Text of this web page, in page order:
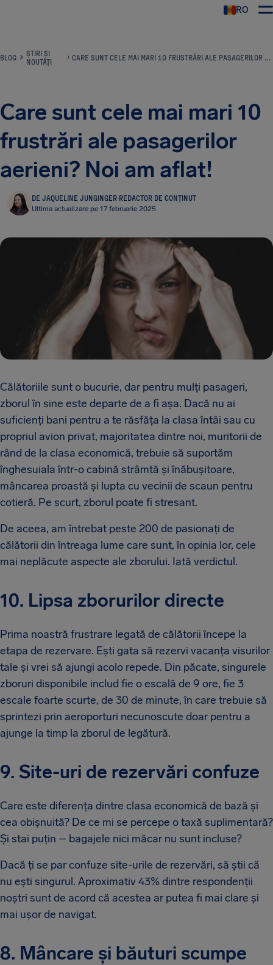
RO
BLOG
ȘTIRI ȘI
NOUTĂȚI
CARE SUNT CELE MAI MARI 10 FRUSTRĂRI ALE PASAGERILOR AERIENI? NOI AM AFLAT!
Care sunt cele mai mari 10
frustrări ale pasagerilor
aerieni? Noi am aflat!
DE JAQUELINE JUNGINGER·REDACTOR DE CONȚINUT
Ultima actualizare pe 17 februarie 2025
Călătoriile sunt o bucurie, dar pentru mulți pasageri,
zborul în sine este departe de a fi așa. Dacă nu ai
suficienți bani pentru a te răsfăța la clasa întâi sau cu
propriul avion privat, majoritatea dintre noi, muritorii de
rând de la clasa economică, trebuie să suportăm
înghesuiala într-o cabină strâmtă și înăbușitoare,
mâncarea proastă și lupta cu vecinii de scaun pentru
cotieră. Pe scurt, zborul poate fi stresant.
De aceea, am întrebat peste 200 de pasionați de
călătorii din întreaga lume care sunt, în opinia lor, cele
mai neplăcute aspecte ale zborului. Iată verdictul.
10. Lipsa zborurilor directe
Prima noastră frustrare legată de călătorii începe la
etapa de rezervare. Ești gata să rezervi vacanța visurilor
tale și vrei să ajungi acolo repede. Din păcate, singurele
zboruri disponibile includ fie o escală de 9 ore, fie 3
escale foarte scurte, de 30 de minute, în care trebuie să
sprintezi prin aeroporturi necunoscute doar pentru a
ajunge la timp la zborul de legătură.
9. Site-uri de rezervări confuze
Care este diferența dintre clasa economică de bază și
cea obișnuită? De ce mi se percepe o taxă suplimentară?
Și stai puțin – bagajele nici măcar nu sunt incluse?
Dacă ți se par confuze site-urile de rezervări, să știi că
nu ești singurul. Aproximativ 43% dintre respondenții
noștri sunt de acord că acestea ar putea fi mai clare și
mai ușor de navigat.
8. Mâncare și băuturi scumpe